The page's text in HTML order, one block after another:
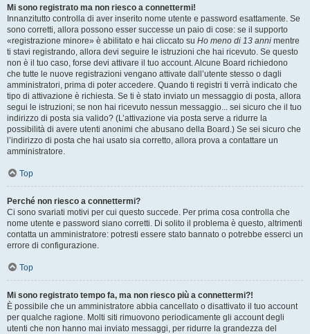
Mi sono registrato ma non riesco a connettermi!
Innanzitutto controlla di aver inserito nome utente e password esattamente. Se
sono corretti, allora possono esser successe un paio di cose: se il supporto
«registrazione minore» è abilitato e hai cliccato su Ho meno di 13 anni mentre
ti stavi registrando, allora devi seguire le istruzioni che hai ricevuto. Se questo
non è il tuo caso, forse devi attivare il tuo account. Alcune Board richiedono
che tutte le nuove registrazioni vengano attivate dall’utente stesso o dagli
amministratori, prima di poter accedere. Quando ti registri ti verrà indicato che
tipo di attivazione è richiesta. Se ti è stato inviato un messaggio di posta, allora
segui le istruzioni; se non hai ricevuto nessun messaggio... sei sicuro che il tuo
indirizzo di posta sia valido? (L’attivazione via posta serve a ridurre la
possibilità di avere utenti anonimi che abusano della Board.) Se sei sicuro che
l’indirizzo di posta che hai usato sia corretto, allora prova a contattare un
amministratore.
Top
Perché non riesco a connettermi?
Ci sono svariati motivi per cui questo succede. Per prima cosa controlla che
nome utente e password siano corretti. Di solito il problema è questo, altrimenti
contatta un amministratore: potresti essere stato bannato o potrebbe esserci un
errore di configurazione.
Top
Mi sono registrato tempo fa, ma non riesco più a connettermi?!
È possibile che un amministratore abbia cancellato o disattivato il tuo account
per qualche ragione. Molti siti rimuovono periodicamente gli account degli
utenti che non hanno mai inviato messaggi, per ridurre la grandezza del